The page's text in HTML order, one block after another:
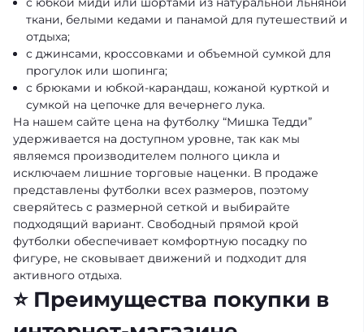
ткани, белыми кедами и панамой для путешествий и
отдыха;
с джинсами, кроссовками и объемной сумкой для
прогулок или шопинга;
с брюками и юбкой-карандаш, кожаной курткой и
сумкой на цепочке для вечернего лука.
На нашем сайте цена на футболку “Мишка Тедди”
удерживается на доступном уровне, так как мы
являемся производителем полного цикла и
исключаем лишние торговые наценки. В продаже
представлены футболки всех размеров, поэтому
сверяйтесь с размерной сеткой и выбирайте
подходящий вариант. Свободный прямой крой
футболки обеспечивает комфортную посадку по
фигуре, не сковывает движений и подходит для
активного отдыха.
⭐ Преимущества покупки в